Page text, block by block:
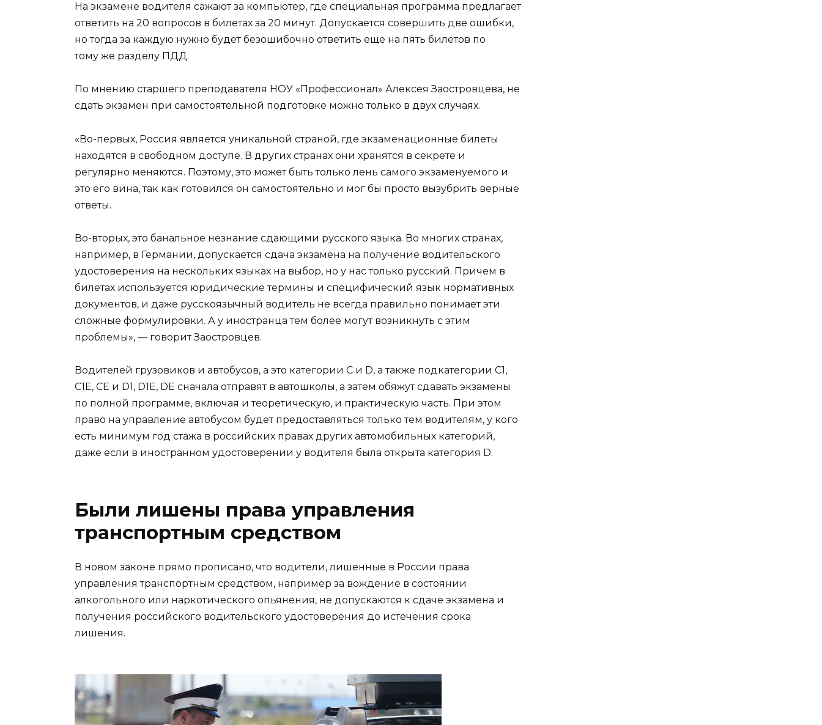
На экзамене водителя сажают за компьютер, где специальная программа предлагает
ответить на 20 вопросов в билетах за 20 минут. Допускается совершить две ошибки,
но тогда за каждую нужно будет безошибочно ответить еще на пять билетов по
тому же разделу ПДД.
По мнению старшего преподавателя НОУ «Профессионал» Алексея Заостровцева, не
сдать экзамен при самостоятельной подготовке можно только в двух случаях.
«Во-первых, Россия является уникальной страной, где экзаменационные билеты
находятся в свободном доступе. В других странах они хранятся в секрете и
регулярно меняются. Поэтому, это может быть только лень самого экзаменуемого и
это его вина, так как готовился он самостоятельно и мог бы просто вызубрить верные
ответы.
Во-вторых, это банальное незнание сдающими русского языка. Во многих странах,
например, в Германии, допускается сдача экзамена на получение водительского
удостоверения на нескольких языках на выбор, но у нас только русский. Причем в
билетах используется юридические термины и специфический язык нормативных
документов, и даже русскоязычный водитель не всегда правильно понимает эти
сложные формулировки. А у иностранца тем более могут возникнуть с этим
проблемы», — говорит Заостровцев.
Водителей грузовиков и автобусов, а это категории C и D, а также подкатегории C1,
C1E, CE и D1, D1E, DE сначала отправят в автошколы, а затем обяжут сдавать экзамены
по полной программе, включая и теоретическую, и практическую часть. При этом
право на управление автобусом будет предоставляться только тем водителям, у кого
есть минимум год стажа в российских правах других автомобильных категорий,
даже если в иностранном удостоверении у водителя была открыта категория D.
Были лишены права управления
транспортным средством
В новом законе прямо прописано, что водители, лишенные в России права
управления транспортным средством, например за вождение в состоянии
алкогольного или наркотического опьянения, не допускаются к сдаче экзамена и
получения российского водительского удостоверения до истечения срока
лишения.